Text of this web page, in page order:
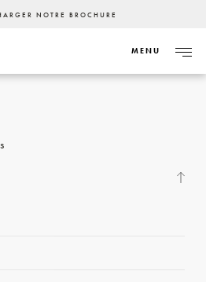
NOTRE BROCHURE
MENU